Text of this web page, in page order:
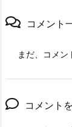
コメント
まだ、コメン
コメント